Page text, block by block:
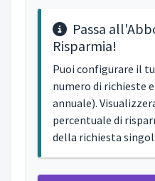
Passa
Risparmia!
Puoi configurare il
numero di richieste
annuale).
percentuale di
della richiesta